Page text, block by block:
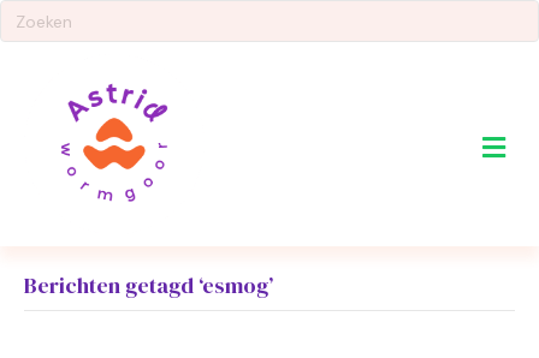
Berichten getagd ‘esmog’